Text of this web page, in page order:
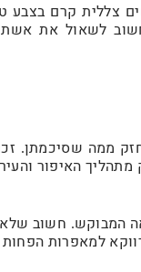
צללית קרם בצבע
לשאול את
ממה שסיכמתן.
מתהליך האיפור
המבוקש. חשוב
למאפרות